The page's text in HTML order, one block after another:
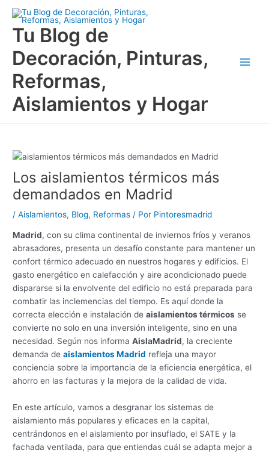
contenido
Tu Blog de
Decoración, Pinturas,
Reformas,
Aislamientos y Hogar
Los aislamientos térmicos más
demandados en Madrid
/Aislamientos, Blog, Reformas / Por Pintoresmadrid
Madrid, con su clima continental de inviernos fríos y veranos
abrasadores, presenta un desafío constante para mantener un
confort térmico adecuado en nuestros hogares y edificios. El
gasto energético en calefacción y aire acondicionado puede
dispararse si la envolvente del edificio no está preparada para
combatir las inclemencias del tiempo. Es aquí donde la
correcta elección e instalación deaislamientos térmicos se
convierte no solo en una inversión inteligente, sino en una
necesidad. Según nos informaAislaMadrid, la creciente
demanda deaislamientos Madrid refleja una mayor
conciencia sobre la importancia de la eficiencia energética, el
ahorro en las facturas y la mejora de la calidad de vida.
En este artículo, vamos a desgranar los sistemas de
aislamiento más populares y eficaces en la capital,
centrándonos en el aislamiento por insuflado, el SATE y la
fachada ventilada, para que entiendas cuál se adapta mejor a